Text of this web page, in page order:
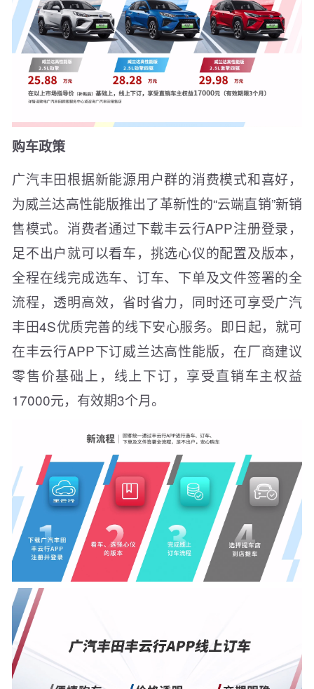
购车政策
广汽丰田根据新能源用户群的消费模式和喜好，
为威兰达高性能版推出了革新性的“云端直销”新销
售模式。消费者通过下载丰云行APP注册登录，
足不出户就可以看车，挑选心仪的配置及版本，
全程在线完成选车、订车、下单及文件签署的全
流程，透明高效，省时省力，同时还可享受广汽
丰田4S优质完善的线下安心服务。即日起，就可
在丰云行APP下订威兰达高性能版，在厂商建议
零售价基础上，线上下订，享受直销车主权益
17000元，有效期3个月。